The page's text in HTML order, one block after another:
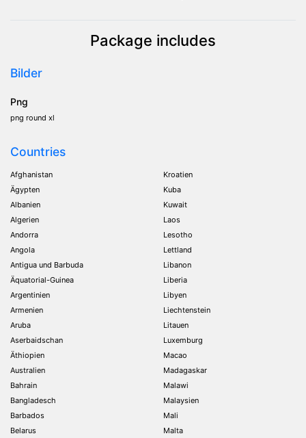
Package includes
Bilder
Png
png round xl
Countries
Afghanistan
Ägypten
Albanien
Algerien
Andorra
Angola
Antigua und Barbuda
Äquatorial-Guinea
Argentinien
Armenien
Aruba
Aserbaidschan
Äthiopien
Australien
Bahrain
Bangladesch
Barbados
Belarus
Kroatien
Kuba
Kuwait
Laos
Lesotho
Lettland
Libanon
Liberia
Libyen
Liechtenstein
Litauen
Luxemburg
Macao
Madagaskar
Malawi
Malaysien
Mali
Malta